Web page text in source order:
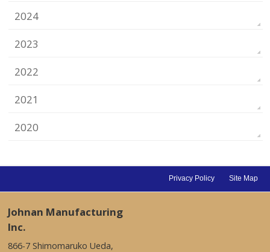
2024
2023
2022
2021
2020
Privacy Policy Site Map
Johnan Manufacturing
Inc.
866-7 Shimomaruko Ueda,